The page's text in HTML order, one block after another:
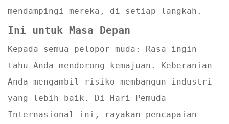
mendampingi mereka, di setiap langkah.
Ini untuk Masa Depan
Kepada semua pelopor muda: Rasa ingin
tahu Anda mendorong kemajuan. Keberanian
Anda mengambil risiko membangun industri
yang lebih baik. Di Hari Pemuda
Internasional ini, rayakan pencapaian